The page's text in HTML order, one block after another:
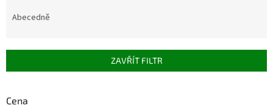
r
d
Abecedně
ZAVŘÍT FILTR
Cena